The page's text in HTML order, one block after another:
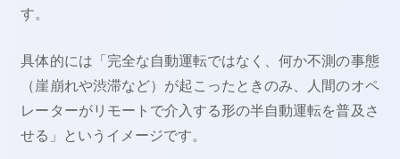
す。
具体的には「完全な自動運転ではなく、何か不測の事態
（崖崩れや渋滞など）が起こったときのみ、人間のオペ
レーターがリモートで介入する形の半自動運転を普及さ
せる」というイメージです。